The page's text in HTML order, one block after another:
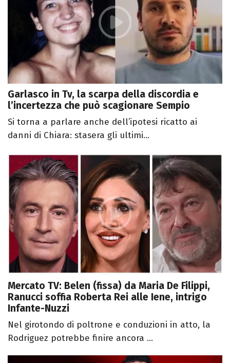
Garlasco in Tv, la scarpa della discordia e
l’incertezza che può scagionare Sempio
Si torna a parlare anche dell’ipotesi ricatto ai
danni di Chiara: stasera gli ultimi...
Mercato TV: Belen (fissa) da Maria De Filippi,
Ranucci soffia Roberta Rei alle Iene, intrigo
Infante-Nuzzi
Nel girotondo di poltrone e conduzioni in atto, la
Rodriguez potrebbe finire ancora ...